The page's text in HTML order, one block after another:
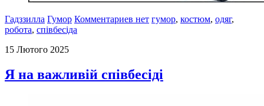
Гадззилла Гумор Комментариев нет гумор, костюм, одяг,
робота, співбесіда
15 Лютого 2025
Я на важливій співбесіді